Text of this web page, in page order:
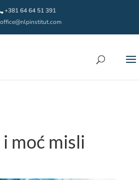
+381 64 64 51 391
office@nlpinstitut.com
moć misli